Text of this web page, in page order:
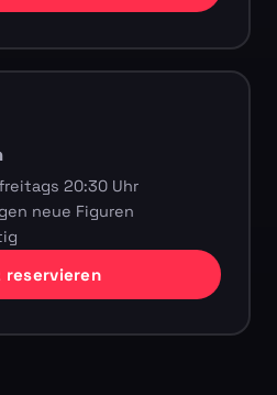
20:30 Uhr
neue Figuren
reservieren